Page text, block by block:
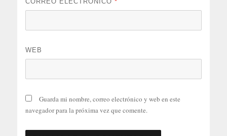
WEB
Guarda mi nombre, correo electrónico y web en este
navegador para la próxima vez que comente.